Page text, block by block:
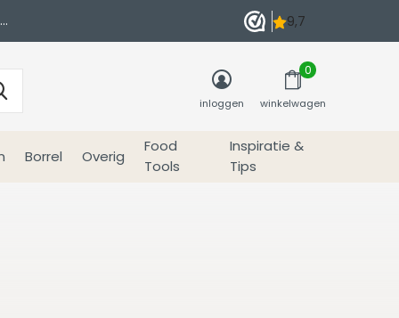
Borrel Overig
Food
Tools
Inspiratie &
Tips
inloggen winkelwagen
0